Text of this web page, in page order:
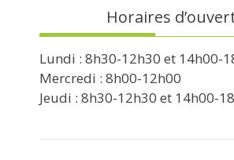
Horaires
Lundi : 8h30-12h30 et 14h00-
Mercredi : 8h00-12h00
Jeudi : 8h30-12h30 et 14h00-